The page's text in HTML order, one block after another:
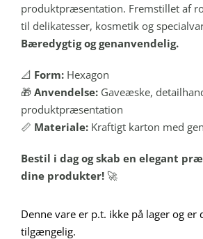
produktpræsentation. Fremstillet af
til delikatesser, kosmetik og
Bæredygtig og genanvendelig.
📐 Form: Hexagon
🎁 Anvendelse: Gaveæske,
produktpræsentation
📏 Materiale: Kraftigt karton med
Bestil i dag og skab en elegant
dine produkter! 🚀
Denne vare er p.t. ikke på lager og er
tilgængelig.